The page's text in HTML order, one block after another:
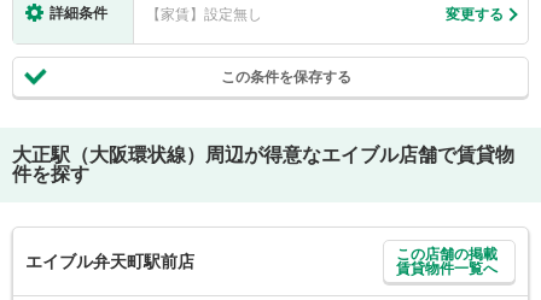
詳細条件 【家賃】設定無し 変更する
この条件を保存する
大正駅（大阪環状線）
周辺が得意なエイブル店舗で賃貸物
件を探す
エイブル弁天町駅前店
この店舗の掲載
賃貸物件一覧へ